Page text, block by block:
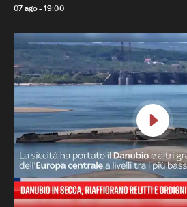
07 ago - 19:00